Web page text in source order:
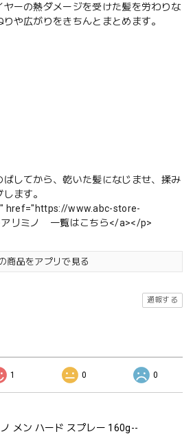
ーの熱ダメージを受けた髪を労わりな
や広がりをきちんとまとめます。
してから、乾いた髪になじませ、揉み
ます。
href="https://www.abc-store-
リミノ 一覧はこちら</a></p>
商品をアプリで見る
通報する
1 0 0
メン ハード スプレー 160g--